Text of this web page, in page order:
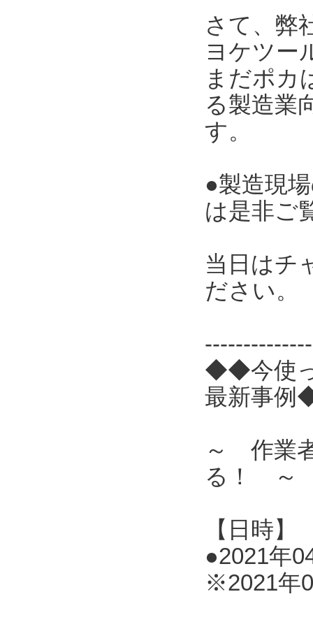
さて、弊
ヨケツー
まだポカ
る製造業
す。
●製造現
は是非ご
当日はチ
ださい。
◆◆今使っ
最新事
～ 作業
る！ ～
【日時】
●2021年
※2021年